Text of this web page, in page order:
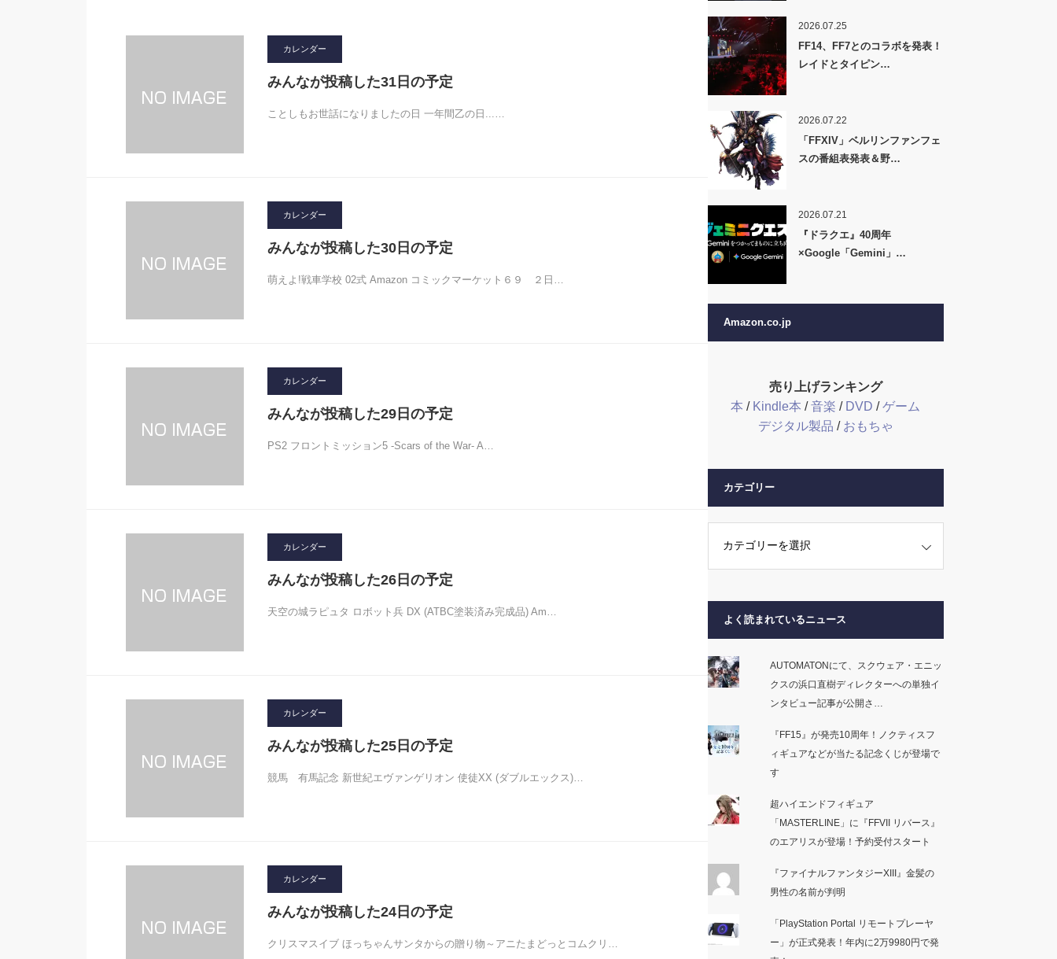
カレンダー
みんなが投稿した31日の予定
ことしもお世話になりましたの日 一年間乙の日...…
カレンダー
みんなが投稿した30日の予定
萌えよ!戦車学校 02式 Amazon コミックマーケット６９ ２日…
カレンダー
みんなが投稿した29日の予定
PS2 フロントミッション5 -Scars of the War- A…
カレンダー
みんなが投稿した26日の予定
天空の城ラピュタ ロボット兵 DX (ATBC塗装済み完成品) Am…
カレンダー
みんなが投稿した25日の予定
競馬 有馬記念 新世紀エヴァンゲリオン 使徒XX (ダブルエックス)…
カレンダー
みんなが投稿した24日の予定
クリスマスイブ ほっちゃんサンタからの贈り物～アニたまどっとコムクリ…
2026.07.25
FF14、FF7とのコラボを発表！
レイドとタイピン…
2026.07.22
「FFXIV」ベルリンファンフェ
スの番組表発表＆野…
2026.07.21
『ドラクエ』40周年
×Google「Gemini」…
Amazon.co.jp
売り上げランキング
本 / Kindle本 /音楽 / DVD /ゲーム
デジタル製品 / おもちゃ
カテゴリー
よく読まれているニュース
AUTOMATONにて、スクウェア・エニッ
クスの浜口直樹ディレクターへの単独イ
ンタビュー記事が公開さ…
『FF15』が発売10周年！ノクティスフ
ィギュアなどが当たる記念くじが登場で
す
超ハイエンドフィギュア
「MASTERLINE」に『FFVII リバース』
のエアリスが登場！予約受付スタート
『ファイナルファンタジーXIII』金髪の
男性の名前が判明
「PlayStation Portal リモートプレーヤ
ー」が正式発表！年内に2万9980円で発